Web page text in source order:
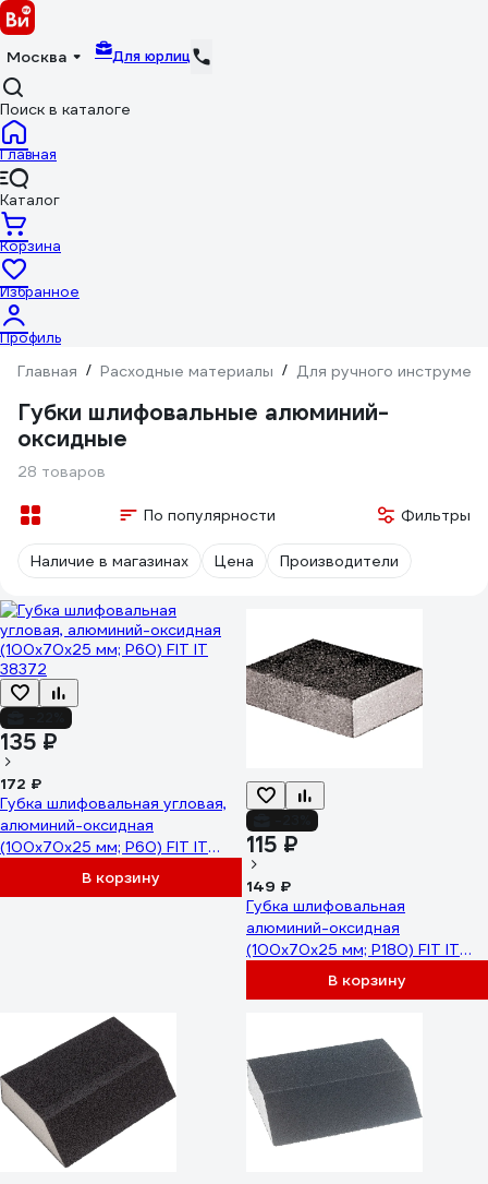
Москва Для юрлиц
Поиск в каталоге
Главная
Каталог
Корзина
Избранное
Профиль
Главная / Расходные материалы / Для ручного
Губки шлифовальные алюминий-
оксидные
28 товаров
По популярности Фильтры
Наличие в магазинах Цена Производители
135 ₽
172 ₽
Губка шлифовальная угловая,
алюминий-оксидная
(100х70х25 мм; Р60) FIT IT
В корзину
115 ₽
149 ₽
Губка шлифовальная
алюминий-оксидная
(100х70х25 мм; Р180) FIT IT
В корзину